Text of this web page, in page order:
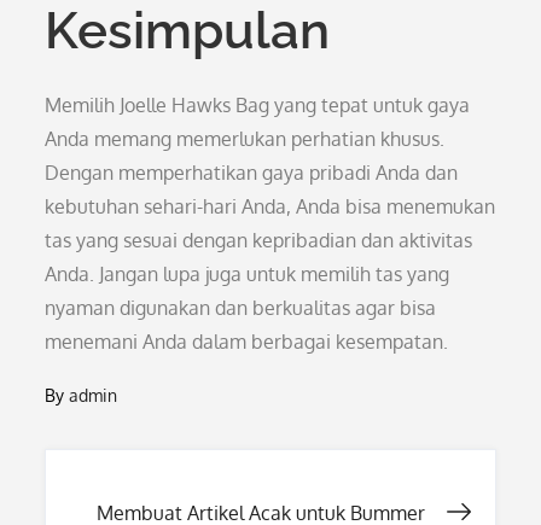
Kesimpulan
Memilih Joelle Hawks Bag yang tepat untuk gaya
Anda memang memerlukan perhatian khusus.
Dengan memperhatikan gaya pribadi Anda dan
kebutuhan sehari-hari Anda, Anda bisa menemukan
tas yang sesuai dengan kepribadian dan aktivitas
Anda. Jangan lupa juga untuk memilih tas yang
nyaman digunakan dan berkualitas agar bisa
menemani Anda dalam berbagai kesempatan.
Byadmin
Membuat Artikel Acak untuk Bummer